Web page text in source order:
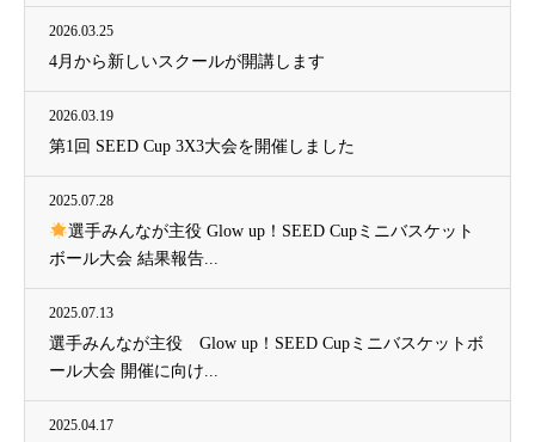
2026.03.25
4月から新しいスクールが開講します
2026.03.19
第1回 SEED Cup 3X3大会を開催しました
2025.07.28
選手みんなが主役 Glow up！SEED Cupミニバスケット
ボール大会 結果報告...
2025.07.13
選手みんなが主役 Glow up！SEED Cupミニバスケットボ
ール大会 開催に向け...
2025.04.17